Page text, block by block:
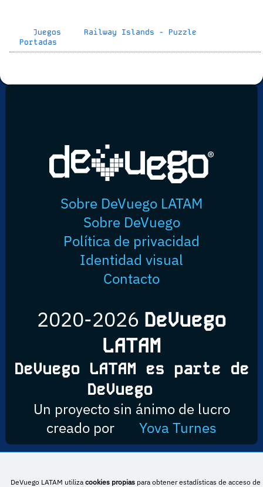
Juegos
Railway Islands - Puzzle
Portadas
Sobre DeVuego LATAM
Sobre DeVuego
Política de privacidad
Identidad visual
Contacto
2020-2026 DeVuego
LATAM
DeVuego LATAM es parte de
DeVuego
Un proyecto sin ánimo de lucro
creado por
Yova Turnes
Esta obra está bajo una licencia de Creative Commons Reconocimiento-
DeVuego LATAM utiliza cookies propiaspara obtener estadísticas de acceso de